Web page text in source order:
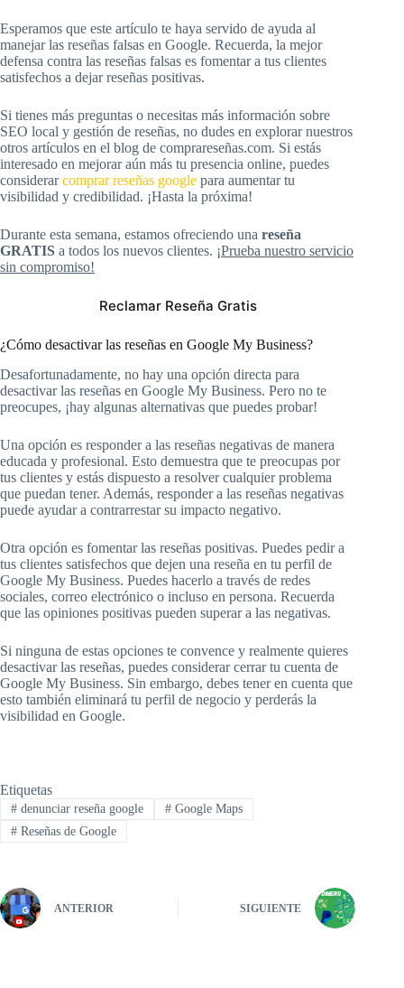
Esperamos que este artículo te haya servido de ayuda al
manejar las reseñas falsas en Google. Recuerda, la mejor
defensa contra las reseñas falsas es fomentar a tus clientes
satisfechos a dejar reseñas positivas.
Si tienes más preguntas o necesitas más información sobre
SEO local y gestión de reseñas, no dudes en explorar nuestros
otros artículos en el blog de comprareseñas.com. Si estás
interesado en mejorar aún más tu presencia online, puedes
considerarcomprar reseñas google para aumentar tu
visibilidad y credibilidad. ¡Hasta la próxima!
Durante esta semana, estamos ofreciendo una reseña
GRATIS a todos los nuevos clientes. ¡Prueba nuestro servicio
sin compromiso!
Reclamar Reseña Gratis
¿Cómo desactivar las reseñas en Google My Business?
Desafortunadamente, no hay una opción directa para
desactivar las reseñas en Google My Business. Pero no te
preocupes, ¡hay algunas alternativas que puedes probar!
Una opción es responder a las reseñas negativas de manera
educada y profesional. Esto demuestra que te preocupas por
tus clientes y estás dispuesto a resolver cualquier problema
que puedan tener. Además, responder a las reseñas negativas
puede ayudar a contrarrestar su impacto negativo.
Otra opción es fomentar las reseñas positivas. Puedes pedir a
tus clientes satisfechos que dejen una reseña en tu perfil de
Google My Business. Puedes hacerlo a través de redes
sociales, correo electrónico o incluso en persona. Recuerda
que las opiniones positivas pueden superar a las negativas.
Si ninguna de estas opciones te convence y realmente quieres
desactivar las reseñas, puedes considerar cerrar tu cuenta de
Google My Business. Sin embargo, debes tener en cuenta que
esto también eliminará tu perfil de negocio y perderás la
visibilidad en Google.
Etiquetas
#denunciar reseña google #Google Maps
#Reseñas de Google
ANTERIOR SIGUIENTE